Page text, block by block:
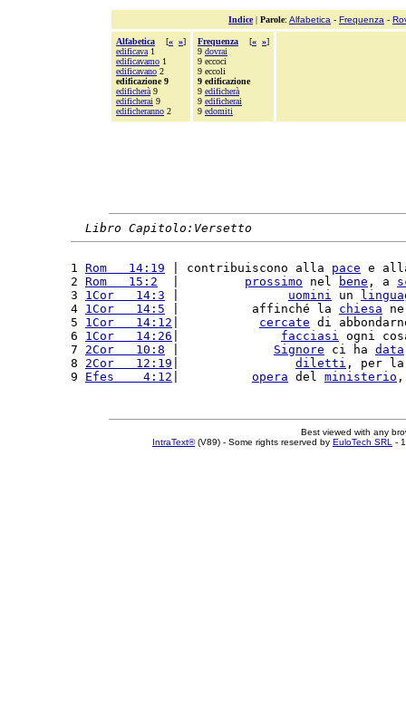
Indice| Parole: Alfabetica - Frequenza -
Alfabetica [« »]
edificava 1
edificavamo 1
edificavano 2
edificazione 9
edificherà 9
edificherai 9
edificheranno 2
Frequenza [« »]
9 dovrai
9 eccoci
9 eccoli
9 edificazione
9 edificherà
9 edificherai
9 edomiti
Libro Capitolo:Versetto
1 Rom   14:19 | contribuiscono alla pace e
2 Rom   15:2 prossimo nel bene , a
3 1Cor   14:3 uomini un
4 1Cor   14:5 |          affinché la chiesa
5 1Cor   14:12 cercate di
6 1Cor   14:26 facciasi ogni
7 2Cor   10:8 Signore ci ha data
8 2Cor   12:19 diletti , per
9 Efes    4:12 opera del ministerio
Best viewed with any
IntraText®(V89) - Some rights reserved by EuloTech SRL -